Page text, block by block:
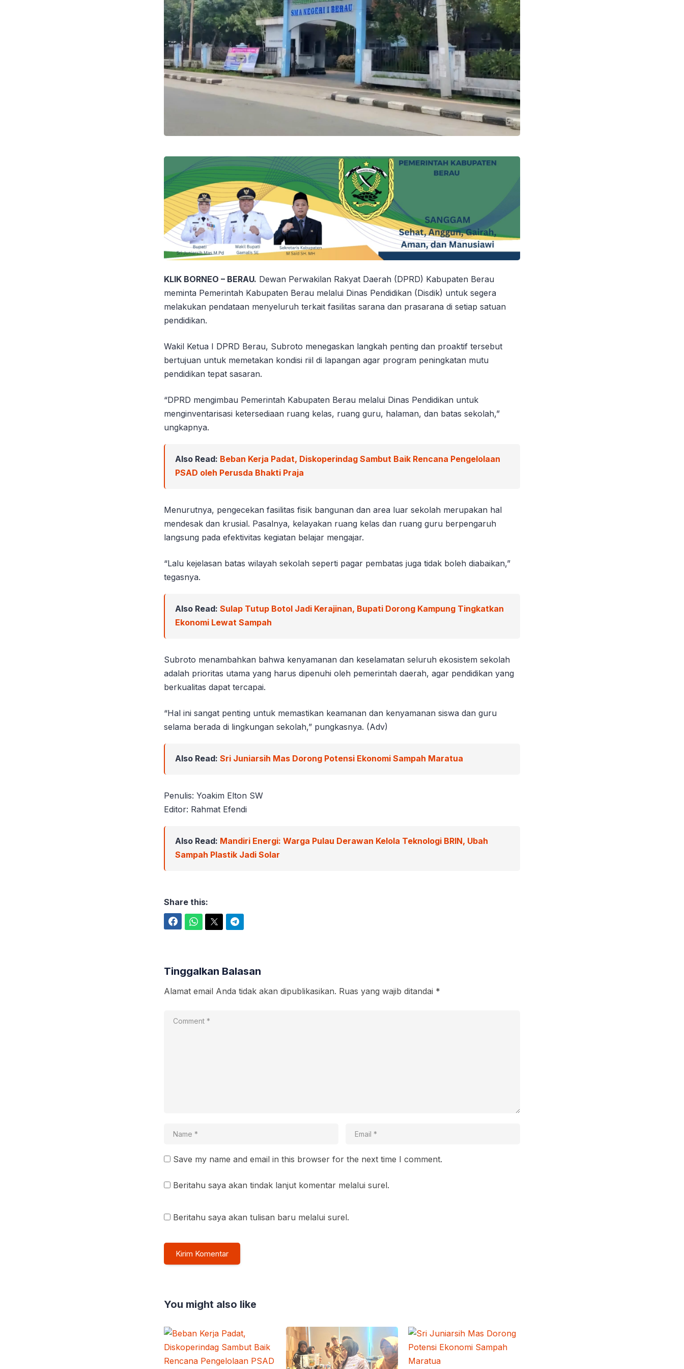
KLIK BORNEO – BERAU. Dewan Perwakilan Rakyat Daerah (DPRD) Kabupaten Berau
meminta Pemerintah Kabupaten Berau melalui Dinas Pendidikan (Disdik) untuk segera
melakukan pendataan menyeluruh terkait fasilitas sarana dan prasarana di setiap satuan
pendidikan.
Wakil Ketua I DPRD Berau, Subroto menegaskan langkah penting dan proaktif tersebut
bertujuan untuk memetakan kondisi riil di lapangan agar program peningkatan mutu
pendidikan tepat sasaran.
“DPRD mengimbau Pemerintah Kabupaten Berau melalui Dinas Pendidikan untuk
menginventarisasi ketersediaan ruang kelas, ruang guru, halaman, dan batas sekolah,”
ungkapnya.
Also Read: Beban Kerja Padat, Diskoperindag Sambut Baik Rencana Pengelolaan
PSAD oleh Perusda Bhakti Praja
Menurutnya, pengecekan fasilitas fisik bangunan dan area luar sekolah merupakan hal
mendesak dan krusial. Pasalnya, kelayakan ruang kelas dan ruang guru berpengaruh
langsung pada efektivitas kegiatan belajar mengajar.
“Lalu kejelasan batas wilayah sekolah seperti pagar pembatas juga tidak boleh diabaikan,”
tegasnya.
Also Read: Sulap Tutup Botol Jadi Kerajinan, Bupati Dorong Kampung Tingkatkan
Ekonomi Lewat Sampah
Subroto menambahkan bahwa kenyamanan dan keselamatan seluruh ekosistem sekolah
adalah prioritas utama yang harus dipenuhi oleh pemerintah daerah, agar pendidikan yang
berkualitas dapat tercapai.
“Hal ini sangat penting untuk memastikan keamanan dan kenyamanan siswa dan guru
selama berada di lingkungan sekolah,” pungkasnya. (Adv)
Also Read: Sri Juniarsih Mas Dorong Potensi Ekonomi Sampah Maratua
Penulis: Yoakim Elton SW
Editor: Rahmat Efendi
Also Read: Mandiri Energi: Warga Pulau Derawan Kelola Teknologi BRIN, Ubah
Sampah Plastik Jadi Solar
Share this:
Tinggalkan Balasan
Alamat email Anda tidak akan dipublikasikan. Ruas yang wajib ditandai *
Save my name and email in this browser for the next time I comment.
Beritahu saya akan tindak lanjut komentar melalui surel.
Beritahu saya akan tulisan baru melalui surel.
You might also like